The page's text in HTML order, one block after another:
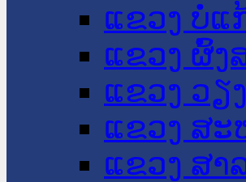
ແຂວງ ບໍ່ແ
ແຂວງ ຜົ້ງ
ແຂວງ ວຽ
ແຂວງ ສະ
ແຂວງ ສາ